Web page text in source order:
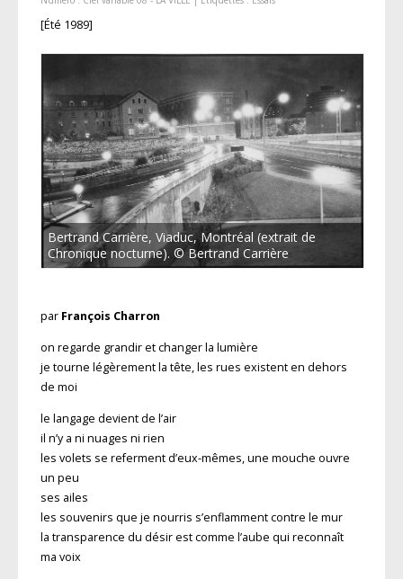
[Été 1989]
Bertrand Carrière, Viaduc, Montréal (extrait de
Chronique nocturne). © Bertrand Carrière
par François Charron
on regarde grandir et changer la lumière
je tourne légèrement la tête, les rues existent en dehors
de moi
le langage devient de l’air
il n’y a ni nuages ni rien
les volets se referment d’eux-mêmes, une mouche ouvre
un peu
ses ailes
les souvenirs que je nourris s’enflamment contre le mur
la transparence du désir est comme l’aube qui reconnaît
ma voix